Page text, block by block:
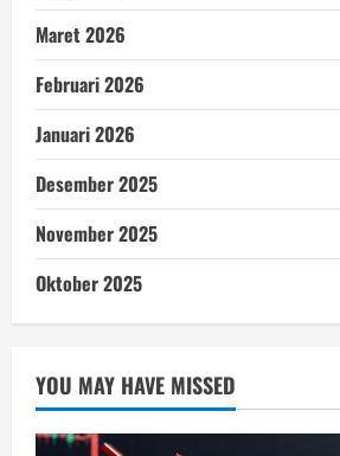
Maret 2026
Februari 2026
Januari 2026
Desember 2025
November 2025
Oktober 2025
YOU MAY HAVE MISSED